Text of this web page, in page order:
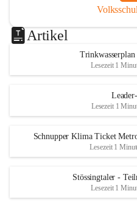
Artikel
Lesezeit 1
Lesezeit 1
Schnupper Klima Ticket
Lesezeit 1
Stössingtaler -
Lesezeit 1